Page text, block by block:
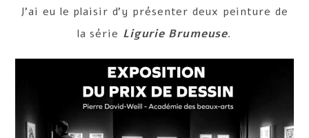
J’ai eu le plaisir d’y présenter deux peinture de
la série Ligurie Brumeuse.